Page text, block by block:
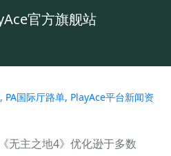
官方旗舰站
PA国际厅路单, PlayAce平台新闻资
无主之地4》优化逊于多数